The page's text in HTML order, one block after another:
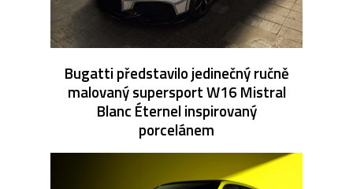
Bugatti představilo jedinečný ručně
malovaný supersport W16 Mistral
Blanc Éternel inspirovaný
porcelánem